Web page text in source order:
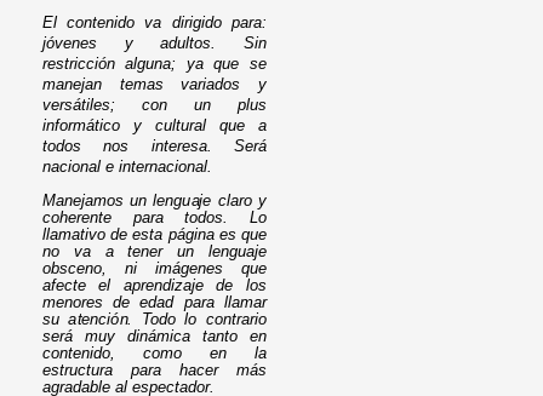
El contenido va dirigido para:
jóvenes y adultos. Sin
restricción alguna; ya que se
manejan temas variados y
versátiles; con un plus
informático y cultural que a
todos nos interesa. Será
nacional e internacional.
Manejamos un lenguaje claro y
coherente para todos. Lo
llamativo de esta página es que
no va a tener un lenguaje
obsceno, ni imágenes que
afecte el aprendizaje de los
menores de edad para llamar
su atención. Todo lo contrario
será muy dinámica tanto en
contenido, como en la
estructura para hacer más
agradable al espectador.